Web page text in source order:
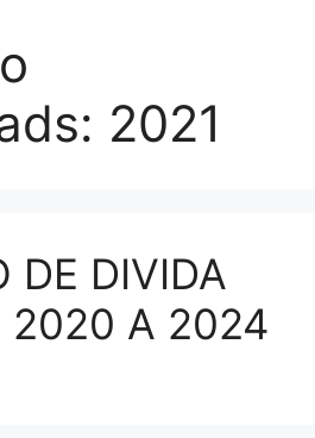
2021
DE DIVIDA
2020 A 2024